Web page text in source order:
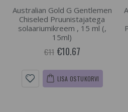
Australian Gold G Gentlemen
Chiseled Pruunistajatega
solaariumikreem , 15 ml (,
15ml)
€11 €10.67
LISA OSTUKORVI